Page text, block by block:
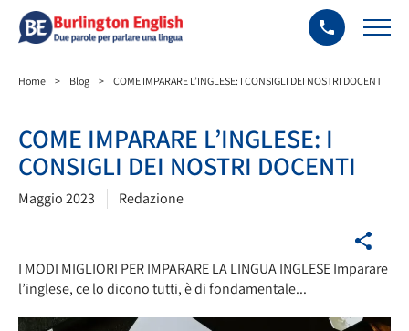
Home > Blog > COME IMPARARE L’INGLESE: I CONSIGLI DEI NOSTRI DOCENTI
COME IMPARARE L’INGLESE: I
CONSIGLI DEI NOSTRI DOCENTI
Maggio 2023 Redazione
I MODI MIGLIORI PER IMPARARE LA LINGUA INGLESE Imparare
l’inglese, ce lo dicono tutti, è di fondamentale...